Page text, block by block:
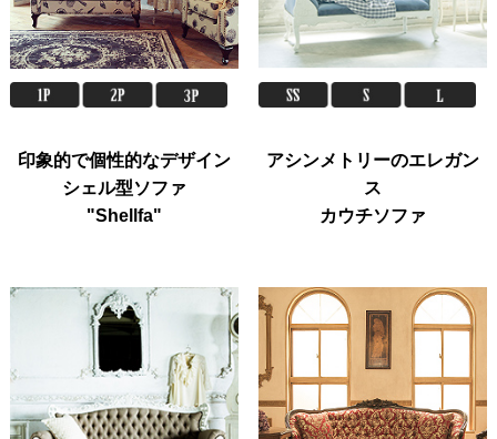
印象的で個性的なデザイン
シェル型ソファ
"Shellfa"
アシンメトリーのエレガン
ス
カウチソファ